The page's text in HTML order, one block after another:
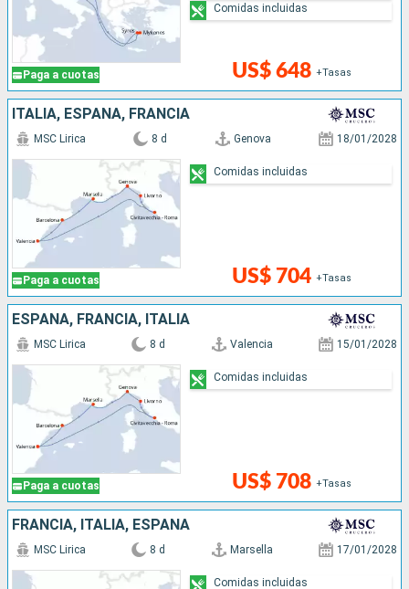
Paga a cuotas US$ 648 +Tasas
Comidas incluidas
ITALIA, ESPAÑA, FRANCIA
Paga a cuotas
MSC Lirica 8 d Genova 18/01/2028
US$ 704 +Tasas
Comidas incluidas
ESPAÑA, FRANCIA, ITALIA
Paga a cuotas
MSC Lirica 8 d Valencia 15/01/2028
US$ 708 +Tasas
Comidas incluidas
FRANCIA, ITALIA, ESPAÑA
MSC Lirica 8 d Marsella 17/01/2028
Comidas incluidas